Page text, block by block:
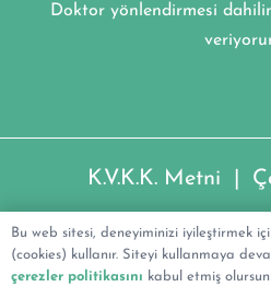
Doktor yönlendirmesi
K.V.K.K. Metni
Uzman Dyt. Alev
Bu web sitesi, deneyiminizi iyileştirmek
(cookies) kullanır. Siteyi kullanmaya
çerezler politikasını kabul etmiş